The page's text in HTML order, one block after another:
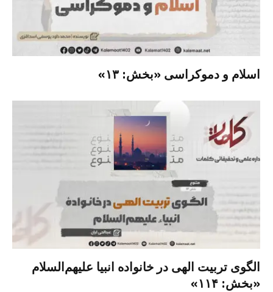
اسلام و دموکراسی «بخش: ۱۳»
الگوی تربیت الهی در خانواده انبیا‌‌ علیهم‌السلام
«بخش: ۱۱۴»